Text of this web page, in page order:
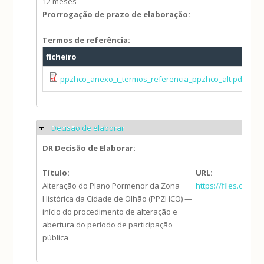
Prorrogação de prazo de elaboração:
-
Termos de referência:
ficheiro
ppzhco_anexo_i_termos_referencia_ppzhco_alt.pdf
Ocultar
Decisão de elaborar
DR Decisão de Elaborar:
Título:
Alteração do Plano Pormenor da Zona
Histórica da Cidade de Olhão (PPZHCO) —
início do procedimento de alteração e
abertura do período de participação
pública
URL:
https://